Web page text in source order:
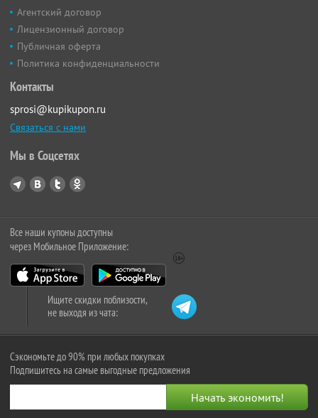
Агентский договор
Лицензионный договор
Публичная оферта
Политика конфиденциальности
Контакты
sprosi@kupikupon.ru
Связаться с нами
Мы в Соцсетях
Все наши купоны доступны
через Мобильное Приложение:
Ищите скидки поблизости,
не выходя из чата:
Сэкономьте до 90% при любых покупках
Подпишитесь на самые выгодные предложения